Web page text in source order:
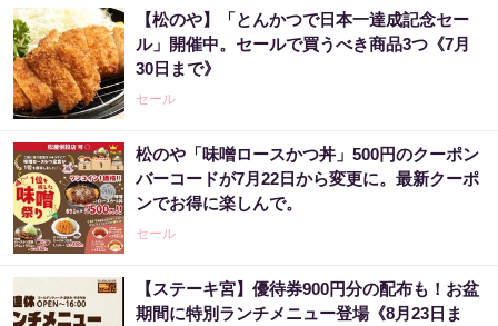
【松のや】「とんかつで日本一達成記念セー
ル」開催中。セールで買うべき商品3つ《7月
30日まで》
セール
松のや「味噌ロースかつ丼」500円のクーポン
バーコードが7月22日から変更に。最新クーポ
ンでお得に楽しんで。
セール
【ステーキ宮】優待券900円分の配布も！お盆
期間に特別ランチメニュー登場《8月23日ま